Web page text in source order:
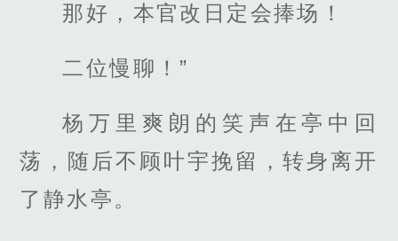
那好，本官改日定会捧场！
二位慢聊！”
杨万里爽朗的笑声在亭中回
荡，随后不顾叶宇挽留，转身离开
了静水亭。